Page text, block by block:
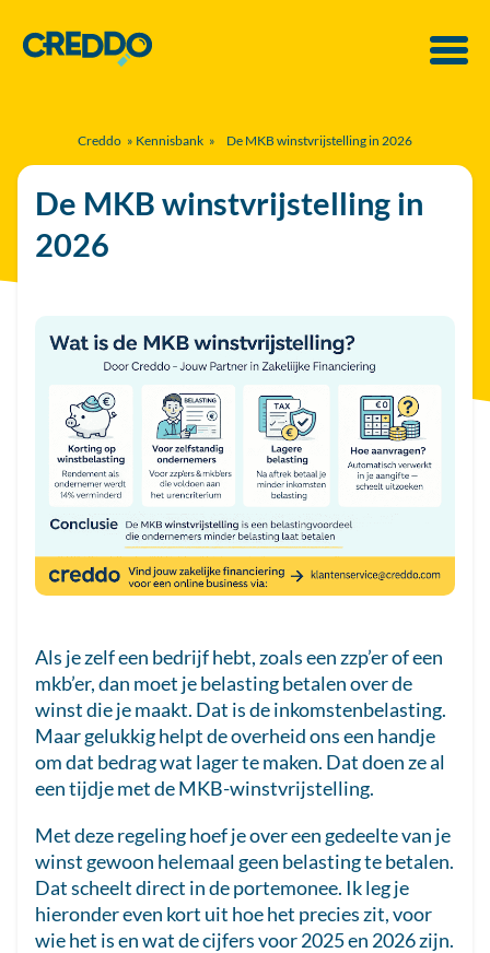
Creddo » Kennisbank » De MKB winstvrijstelling in 2026
De MKB winstvrijstelling in
2026
Als je zelf een bedrijf hebt, zoals een zzp’er of een
mkb’er, dan moet je belasting betalen over de
winst die je maakt. Dat is de inkomstenbelasting.
Maar gelukkig helpt de overheid ons een handje
om dat bedrag wat lager te maken. Dat doen ze al
een tijdje met de MKB-winstvrijstelling.
Met deze regeling hoef je over een gedeelte van je
winst gewoon helemaal geen belasting te betalen.
Dat scheelt direct in de portemonee. Ik leg je
hieronder even kort uit hoe het precies zit, voor
wie het is en wat de cijfers voor 2025 en 2026 zijn.